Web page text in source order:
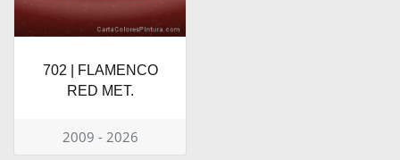
702 | FLAMENCO
RED MET.
2009 - 2026